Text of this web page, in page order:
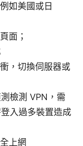
如美國或日
面；
，切換伺服器或
檢測 VPN，需
入過多裝置造成
上網